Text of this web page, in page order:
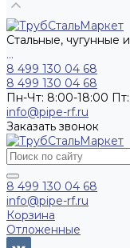
Стальные, чугунные
...
8 499 130 04 68
8 499 130 04 68
Пн-Чт: 8:00-18:00
info@pipe-rf.ru
Заказать звонок
8 499 130 04 68
info@pipe-rf.ru
Корзина
Отложенные